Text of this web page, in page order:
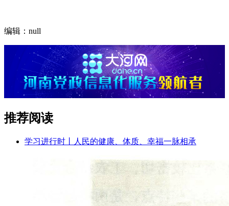
编辑：null
推荐阅读
学习进行时丨人民的健康、体质、幸福一脉相承